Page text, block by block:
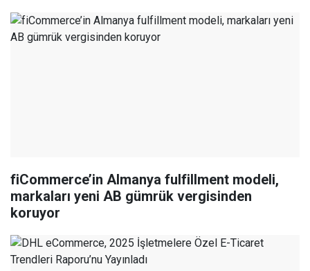
fiCommerce’in Almanya fulfillment modeli,
markaları yeni AB gümrük vergisinden
koruyor